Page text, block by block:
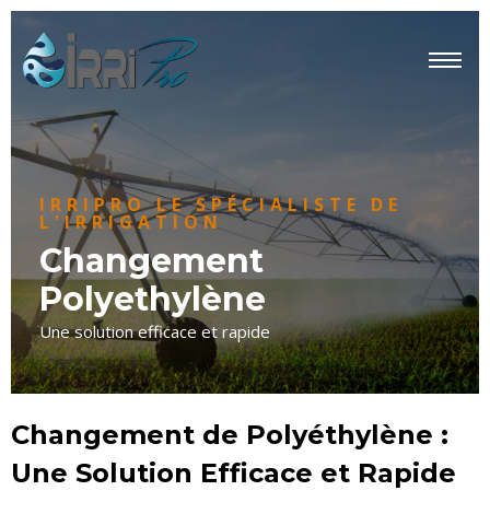
IRRIPRO LE SPÉCIALISTE DE
L'IRRIGATION
Changement
Polyethylène
Une solution efficace et rapide
Changement de Polyéthylène :
Une Solution Efficace et Rapide